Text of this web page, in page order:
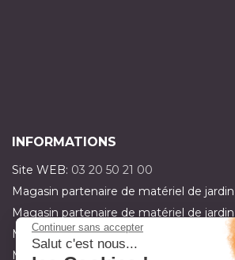
Continuer sans accepter
Salut c'est nous...
INFORMATIONS
Site WEB: 03 20 50 21 00
Magasin partenaire de matériel de
Magasin partenaire de matériel de
Magasin partenaire de matériel de jardin
Magasin partenaire de matériel de